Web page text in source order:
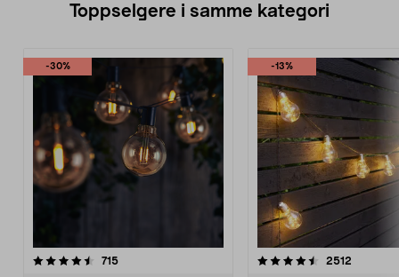
Toppselgere i samme kategori
-30%
715anmeldelser
-13%
4.5 av 5 stjerner 2512
4.5 av 5 stjerner